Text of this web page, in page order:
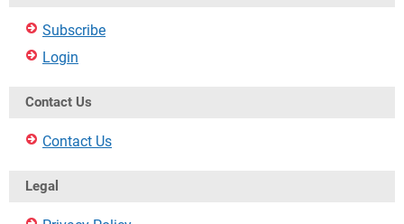
Subscribe
Login
Contact Us
Contact Us
Legal